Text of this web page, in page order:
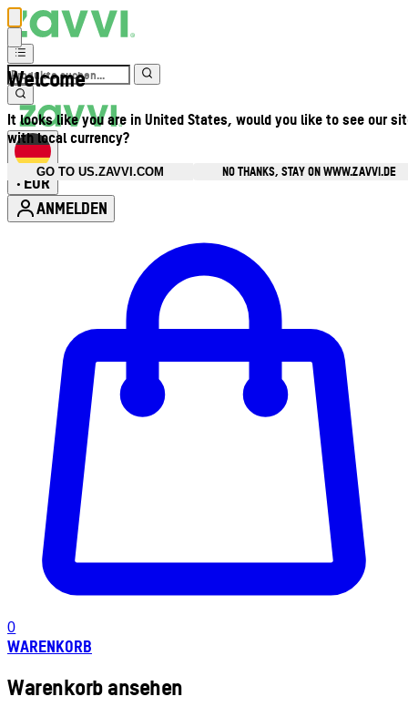
Welcome
It looks like you are in United States, would you like to see our
with local currency?
GO TO US.ZAVVI.COM
NO THANKS, STAY ON WWW.ZAVVI.DE
• EUR
ANMELDEN
0
WARENKORB
Warenkorb ansehen